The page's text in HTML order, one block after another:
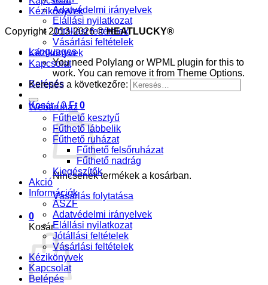
Adatvédelmi irányelvek
Elállási nyilatkozat
Jótállási feltételek
Vásárlási feltételek
Kézikönyvek
Kapcsolat
Belépés
Kosár /0Ft 0
Nincsenek termékek a kosárban.
Vásárlás folytatása
0
Kosár
Kézikönyvek
Copyright 2013-2026 ©HEATLUCKY®
Languages
You need Polylang or WPML plugin for this to
work. You can remove it from Theme Options.
Keresés a következőre:
Webáruház
Fűthető kesztyű
Fűthető lábbelik
Fűthető ruházat
Fűthető felsőruházat
Fűthető nadrág
Kiegészítők
Akció
Információk
ÁSZF
Adatvédelmi irányelvek
Elállási nyilatkozat
Jótállási feltételek
Vásárlási feltételek
Kézikönyvek
Kapcsolat
Belépés